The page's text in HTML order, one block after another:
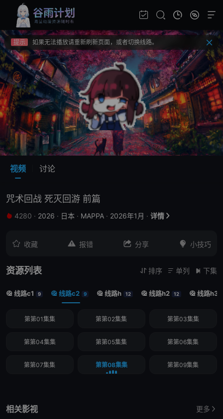
提示
视频载入速度跟网速有关，请耐心等待几秒钟。
提示
提示
如果无法播放请重新刷新页面，或者切换线路。
提示
视频载入速度跟网速有关，请耐心等待几秒钟。
提示
不要轻易相信视频中的广告，谨防上当受骗!
视频 讨论
咒术回战 死灭回游 前篇
 4280 · 2026 · 日本 · MAPPA · 2026年1月 · 详情 
 收藏  报错  分享  小技巧
资源列表  排序  单列  下集
 线路c1 9  线路c2 9  线路h 12  线路h2 12  线路h3
第第01集集 第第02集集 第第03集集
第第04集集 第第05集集 第第06集集
第第07集集 第第08集集 第第09集集
相关影视 更多